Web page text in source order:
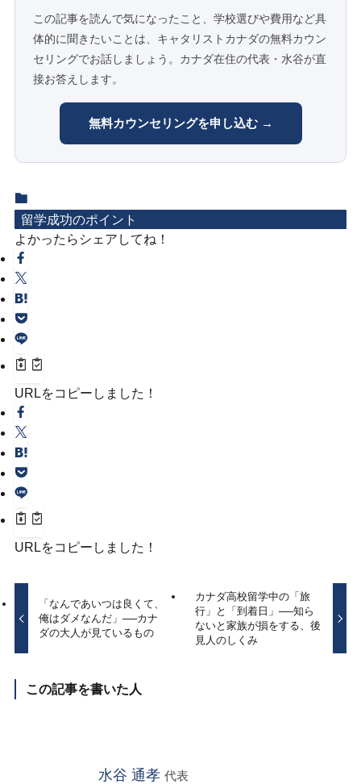
この記事を読んで気になったこと、学校選びや費用など具
体的に聞きたいことは、キャタリストカナダの無料カウン
セリングでお話しましょう。カナダ在住の代表・水谷が直
接お答えします。
無料カウンセリングを申し込む →
留学成功のポイント
よかったらシェアしてね！
URLをコピーしました！
URLをコピーしました！
「なんであいつは良くて、
俺はダメなんだ」──カナ
ダの大人が見ているもの
カナダ高校留学中の「旅
行」と「到着日」──知ら
ないと家族が損をする、後
見人のしくみ
この記事を書いた人
水谷 通孝 代表